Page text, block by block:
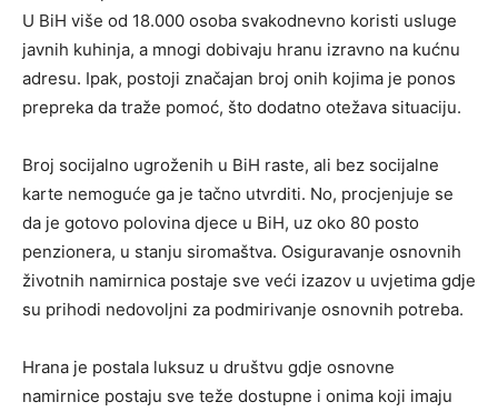
U BiH više od 18.000 osoba svakodnevno koristi usluge
javnih kuhinja, a mnogi dobivaju hranu izravno na kućnu
adresu. Ipak, postoji značajan broj onih kojima je ponos
prepreka da traže pomoć, što dodatno otežava situaciju.
Broj socijalno ugroženih u BiH raste, ali bez socijalne
karte nemoguće ga je tačno utvrditi. No, procjenjuje se
da je gotovo polovina djece u BiH, uz oko 80 posto
penzionera, u stanju siromaštva. Osiguravanje osnovnih
životnih namirnica postaje sve veći izazov u uvjetima gdje
su prihodi nedovoljni za podmirivanje osnovnih potreba.
Hrana je postala luksuz u društvu gdje osnovne
namirnice postaju sve teže dostupne i onima koji imaju